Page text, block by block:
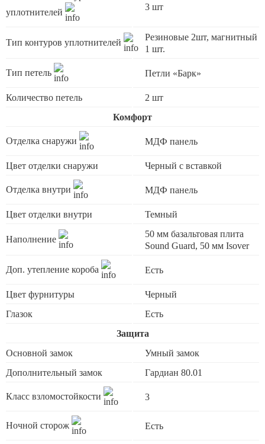
уплотнителей
3 шт
Тип контуров уплотнителей
Резиновые 2шт, магнитный
1 шт.
Тип петель Петли «Барк»
Количество петель
2 шт
Комфорт
Отделка снаружи МДФ панель
Цвет отделки снаружи Черный с вставкой
Отделка внутри МДФ панель
Цвет отделки внутри Темный
Наполнение
50 мм базальтовая плита
Sound Guard, 50 мм Isover
Доп. утепление короба Есть
Цвет фурнитуры
Черный
Глазок
Есть
Защита
Основной замок
Умный замок
Дополнительный замок
Гардиан 80.01
Класс взломостойкости 3
Ночной сторож Есть